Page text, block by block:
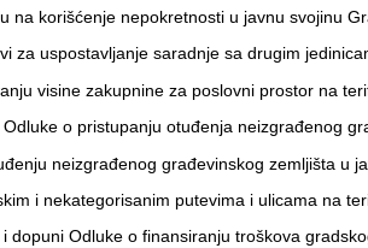
na korišćenje nepokretnosti u javnu svojinu
za uspostavljanje saradnje sa drugim
visine zakupnine za poslovni prostor na
Odluke o pristupanju otuđenja neizgrađenog
neizgrađenog građevinskog zemljišta u
i nekategorisanim putevima i ulicama na
i dopuni Odluke o finansiranju troškova